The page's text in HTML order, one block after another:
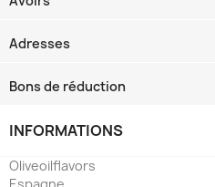
Adresses
Bons de réduction
INFORMATIONS
Oliveoilflavors